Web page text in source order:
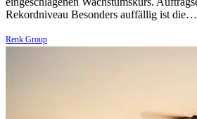
Rekordniveau Besonders auffällig ist die…
Renk Group